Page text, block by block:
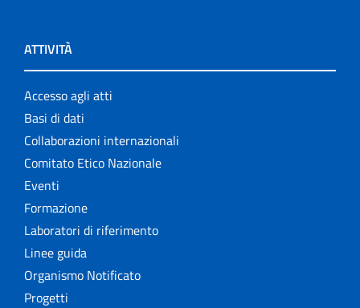
ATTIVITÀ
Accesso agli atti
Basi di dati
Collaborazioni internazionali
Comitato Etico Nazionale
Eventi
Formazione
Laboratori di riferimento
Linee guida
Organismo Notificato
Progetti